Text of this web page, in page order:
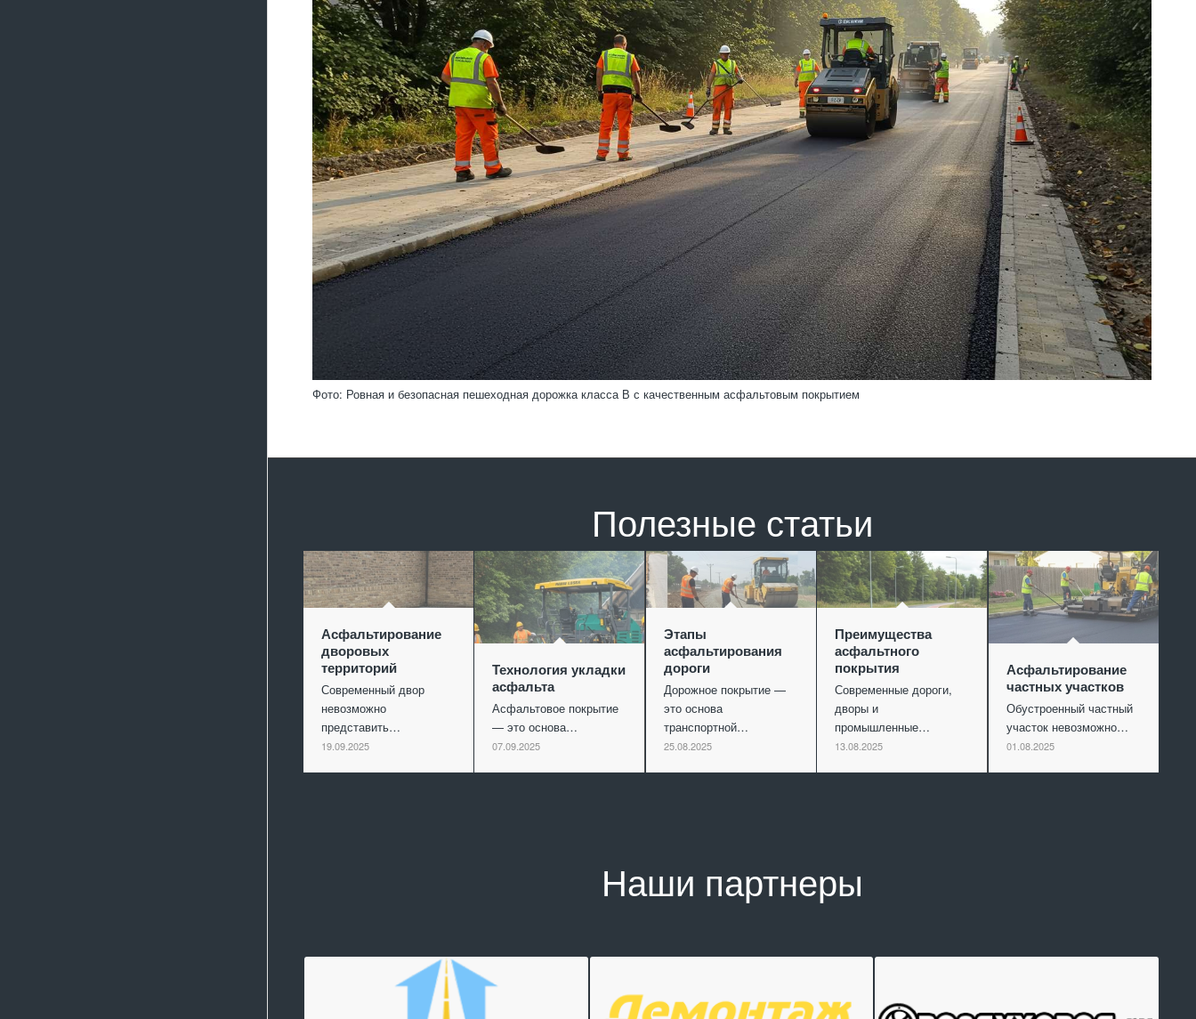
Фото: Ровная и безопасная пешеходная дорожка класса В с качественным асфальтовым покрытием
Полезные статьи
Асфальтирование
дворовых
территорий
Современный двор
невозможно
представить…
19.09.2025
Технология укладки
асфальта
Асфальтовое покрытие
— это основа…
07.09.2025
Этапы
асфальтирования
дороги
Дорожное покрытие —
это основа
транспортной…
25.08.2025
Преимущества
асфальтного
покрытия
Современные дороги,
дворы и
промышленные…
13.08.2025
Асфальтирование
частных участков
Обустроенный частный
участок невозможно…
01.08.2025
Наши партнеры